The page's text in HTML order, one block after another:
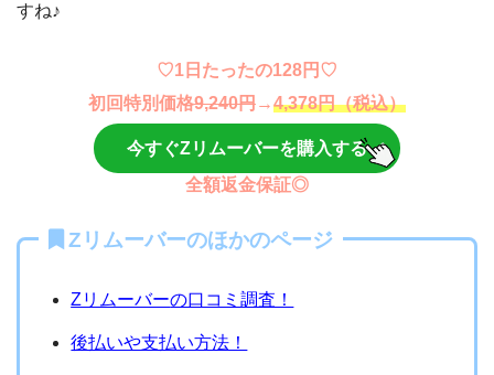
すね♪
♡1日たったの128円♡
初回特別価格9,240円→4,378円（税込）
今すぐZリムーバーを購入する
全額返金保証◎
Zリムーバーのほかのページ
Zリムーバーの口コミ調査！
後払いや支払い方法！